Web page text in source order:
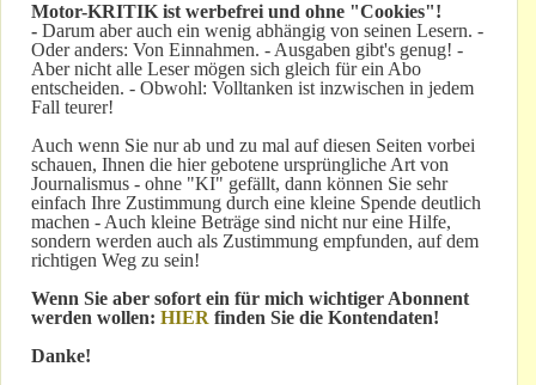
Motor-KRITIK ist werbefrei und ohne "Cookies"!
- Darum aber auch ein wenig abhängig von seinen Lesern. -
Oder anders: Von Einnahmen. - Ausgaben gibt's genug! -
Aber nicht alle Leser mögen sich gleich für ein Abo
entscheiden. - Obwohl: Volltanken ist inzwischen in jedem
Fall teurer!
Auch wenn Sie nur ab und zu mal auf diesen Seiten vorbei
schauen, Ihnen die hier gebotene ursprüngliche Art von
Journalismus - ohne "KI" gefällt, dann können Sie sehr
einfach Ihre Zustimmung durch eine kleine Spende deutlich
machen - Auch kleine Beträge sind nicht nur eine Hilfe,
sondern werden auch als Zustimmung empfunden, auf dem
richtigen Weg zu sein!
Wenn Sie aber sofort ein für mich wichtiger Abonnent
werden wollen: HIER finden Sie die Kontendaten!
Danke!